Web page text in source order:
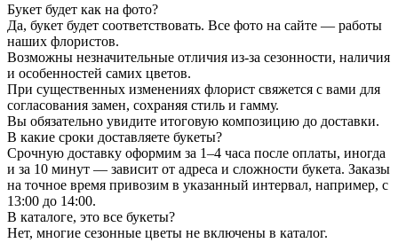
Букет будет как на фото?
Да, букет будет соответствовать. Все фото на сайте — работы
наших флористов.
Возможны незначительные отличия из-за сезонности, наличия
и особенностей самих цветов.
При существенных изменениях флорист свяжется с вами для
согласования замен, сохраняя стиль и гамму.
Вы обязательно увидите итоговую композицию до доставки.
В какие сроки доставляете букеты?
Срочную доставку оформим за 1–4 часа после оплаты, иногда
и за 10 минут — зависит от адреса и сложности букета. Заказы
на точное время привозим в указанный интервал, например, с
13:00 до 14:00.
В каталоге, это все букеты?
Нет, многие сезонные цветы не включены в каталог.